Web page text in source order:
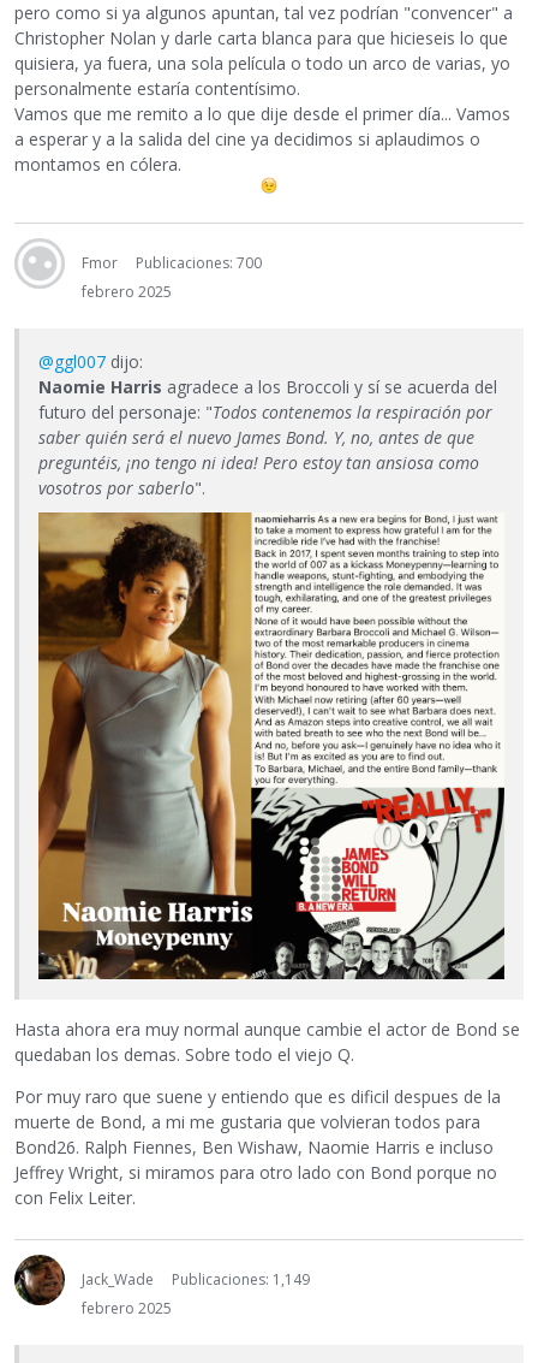
pero como si ya algunos apuntan, tal vez podrían "convencer" a
Christopher Nolan y darle carta blanca para que hicieseis lo que
quisiera, ya fuera, una sola película o todo un arco de varias, yo
personalmente estaría contentísimo.
Vamos que me remito a lo que dije desde el primer día... Vamos
a esperar y a la salida del cine ya decidimos si aplaudimos o
montamos en cólera.
Fmor
Publicaciones: 700
febrero 2025
@ggl007 dijo:
Naomie Harris agradece a los Broccoli y sí se acuerda del
futuro del personaje: "Todos contenemos la respiración por
saber quién será el nuevo James Bond. Y, no, antes de que
preguntéis, ¡no tengo ni idea! Pero estoy tan ansiosa como
vosotros por saberlo".
Hasta ahora era muy normal aunque cambie el actor de Bond se
quedaban los demas. Sobre todo el viejo Q.
Por muy raro que suene y entiendo que es dificil despues de la
muerte de Bond, a mi me gustaria que volvieran todos para
Bond26. Ralph Fiennes, Ben Wishaw, Naomie Harris e incluso
Jeffrey Wright, si miramos para otro lado con Bond porque no
con Felix Leiter.
Jack_Wade
Publicaciones: 1,149
febrero 2025